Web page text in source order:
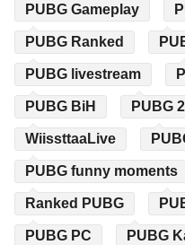
PUBG Gameplay
PUBG Ranked
PUBG livestream
PUBG BiH PUBG
WiissttaaLive
PUBG funny moments
Ranked PUBG
PUBG PC PUBG